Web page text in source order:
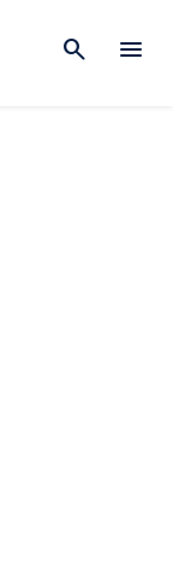
search menu